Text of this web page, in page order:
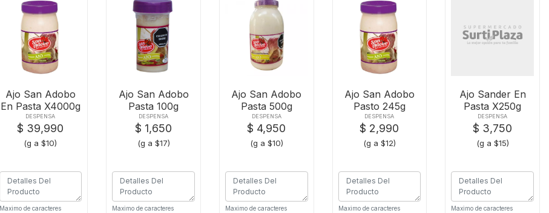
Ajo San Adobo
En Pasta X4000g
DESPENSA
$ 39,990
(g a $10)
Maximo de caracteres
Ajo San Adobo
Pasta 100g
DESPENSA
$ 1,650
(g a $17)
Maximo de caracteres
Ajo San Adobo
Pasta 500g
DESPENSA
$ 4,950
(g a $10)
Maximo de caracteres
Ajo San Adobo
Pasto 245g
DESPENSA
$ 2,990
(g a $12)
Maximo de caracteres
Ajo Sander En
Pasta X250g
DESPENSA
$ 3,750
(g a $15)
Maximo de caracteres